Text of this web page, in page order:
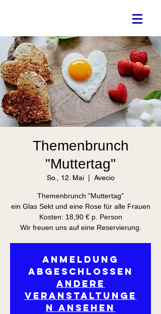
Themenbrunch
"Muttertag"
So., 12. Mai
  |
Avecio
Themenbrunch "Muttertag"
ein Glas Sekt und eine Rose für alle Frauen
Kosten: 18,90 € p. Person
Wir freuen uns auf eine Reservierung.
Anmeldung
abgeschlossen
Andere
Veranstaltunge
n ansehen